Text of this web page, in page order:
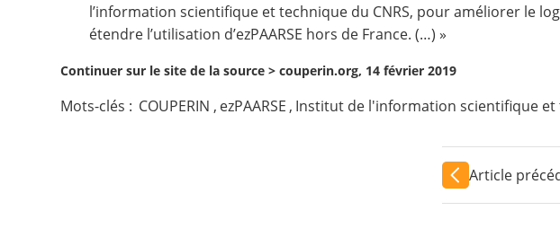
l’information scientifique et technique du CNRS, pour améliorer le
étendre l’utilisation d’ezPAARSE hors de France. (…) »
Continuer sur le site de la source >couperin.org, 14 février 2019
Mots-clés : COUPERIN , ezPAARSE , Institut de l'information scientifique et
Article